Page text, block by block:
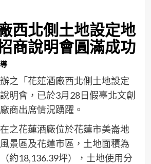
西北側土地設定地
商說明會圓滿成功
之「花蓮酒廠西北側土地設定
明會，已於3月28日假臺北文創
商出席情況踴躍。
之花蓮酒廠位於花蓮市美崙地
景區及花蓮市區，土地面積為
約18,136.39坪），土地使用分